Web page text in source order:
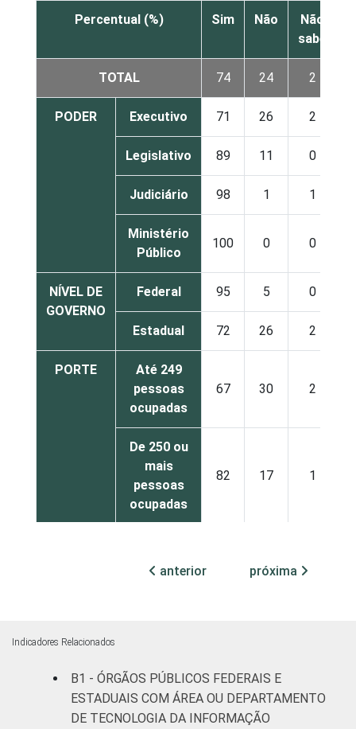
Percentual (%) Sim Não
Não
sabe
TOTAL 74 24 2
PODER Executivo 71 26 2
Legislativo 89 11 0
Judiciário 98 1 1
Ministério
Público
100 0 0
NÍVEL DE
GOVERNO
Federal 95 5 0
Estadual 72 26 2
PORTE
Até 249
pessoas
ocupadas
67 30 2
De 250 ou
mais
pessoas
ocupadas
82 17 1
declarado
Sociedade da Informação (Cetic.br),
informação e comunicação no setor público
brasileiro - TIC Governo Eletrônico 2017
anterior próxima
Indicadores Relacionados
B1 - ÓRGÃOS PÚBLICOS FEDERAIS E
ESTADUAIS COM ÁREA OU DEPARTAMENTO
DE TECNOLOGIA DA INFORMAÇÃO